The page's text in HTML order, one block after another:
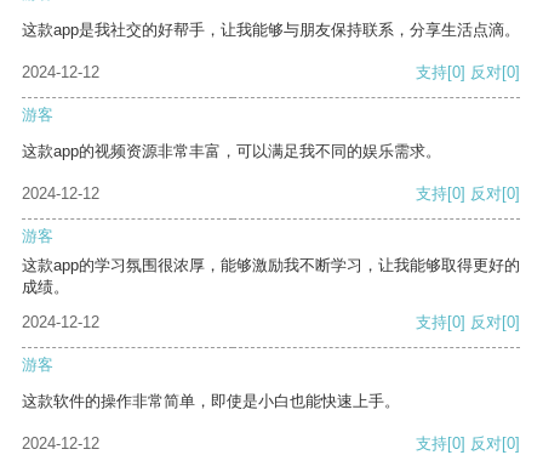
这款app是我社交的好帮手，让我能够与朋友保持联系，分享生活点滴。
2024-12-12 支持[0] 反对[0]
游客
这款app的视频资源非常丰富，可以满足我不同的娱乐需求。
2024-12-12 支持[0] 反对[0]
游客
这款app的学习氛围很浓厚，能够激励我不断学习，让我能够取得更好的
成绩。
2024-12-12
支持[0] 反对[0]
游客
这款软件的操作非常简单，即使是小白也能快速上手。
2024-12-12 支持[0] 反对[0]